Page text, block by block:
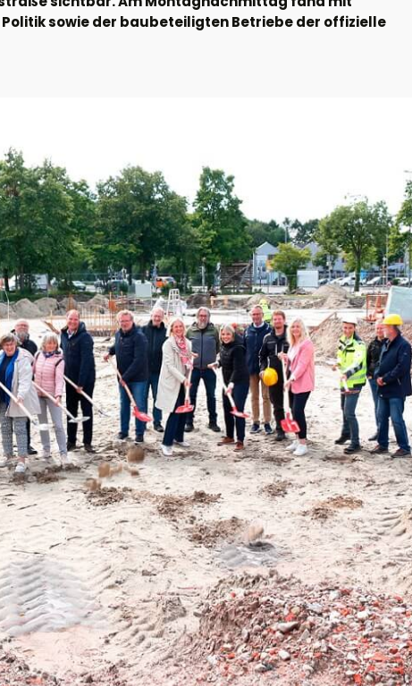
sowie der baubeteiligten Betriebe der offizielle